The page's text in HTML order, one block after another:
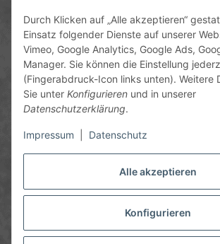
Alle akzeptieren
Konfigurieren
Durch Klicken auf „Alle akzeptieren“
Einsatz folgender Dienste auf unserer
Vimeo, Google Analytics, Google Ads,
Manager. Sie können die Einstellung
(Fingerabdruck-Icon links unten). Weitere
Sie unter Konfigurieren und in unserer
Datenschutzerklärung.
Impressum Datenschutz
09372 / 70 80 90
Mo-Fr, 09:00-12:00 | 13:00-17:00 Uhr
Hinter den Straßenäckern 11-13
63906 Erlenbach
info@chemics.eu
Gesetzliche Informationen
* Alle Preise inkl. gesetzlicher USt., zzgl.